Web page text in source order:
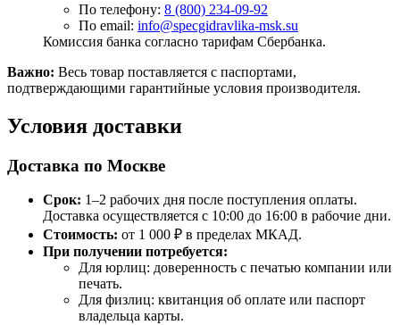
По телефону: 8 (800) 234-09-92
По email: info@specgidravlika-msk.su
Комиссия банка согласно тарифам Сбербанка.
Важно: Весь товар поставляется с паспортами,
подтверждающими гарантийные условия производителя.
Условия доставки
Доставка по Москве
Срок: 1–2 рабочих дня после поступления оплаты.
Доставка осуществляется с 10:00 до 16:00 в рабочие дни.
Стоимость: от 1 000 ₽ в пределах МКАД.
При получении потребуется:
Для юрлиц: доверенность с печатью компании или
печать.
Для физлиц: квитанция об оплате или паспорт
владельца карты.